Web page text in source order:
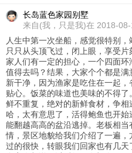
长岛蓝色家园别墅
来自(我，只是我)在 2018-
人生中第一次坐船，感觉很特别
只只从头顶飞过，闭上眼，享受片
家人们有一定的担心，一个四面环
值得去吗？结果，大家个个都是
新干净，因为渔家是吃住在一起
贴心。饭菜的味道也美味的不得
鲜不重复，绝对的新鲜食材，争
哈，太有意思了，活得鲍鱼也开
能翻越高高的盆沿逃掉。老板相
情，景区地貌给我们介绍了一遍
过的很快，转眼我们回家也有几天